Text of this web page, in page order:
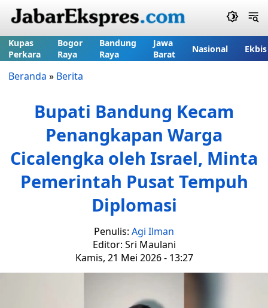
Kupas
Perkara
Bogor
Raya
Bandung
Raya
Jawa
Barat
Nasional Ekbis
Beranda » Berita
Bupati Bandung Kecam
Penangkapan Warga
Cicalengka oleh Israel, Minta
Pemerintah Pusat Tempuh
Diplomasi
Penulis: Agi Ilman
Editor: Sri Maulani
Kamis, 21 Mei 2026 - 13:27